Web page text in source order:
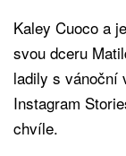
Kaley Cuoco a
svou dceru
ladily s vánoční
Instagram
chvíle.